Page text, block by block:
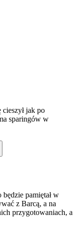
jak po
sparingów w
pamiętał w
z Barcą, a na
przygotowaniach, a